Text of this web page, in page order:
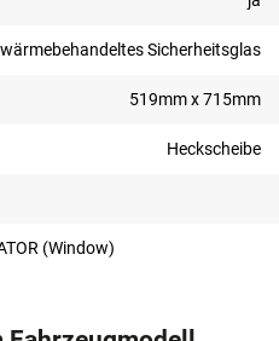
wärmebehandeltes Sicherheitsglas
519mm x 715mm
Heckscheibe
(Window)